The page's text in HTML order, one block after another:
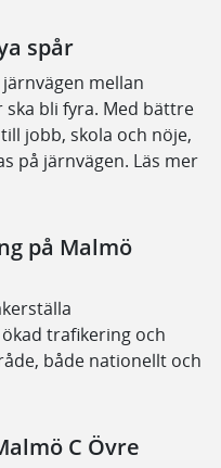
spår
mellan
ska bli fyra. Med bättre
jobb, skola och nöje,
på järnvägen. Läs mer
på Malmö
trafikering och
både nationellt och
C Övre